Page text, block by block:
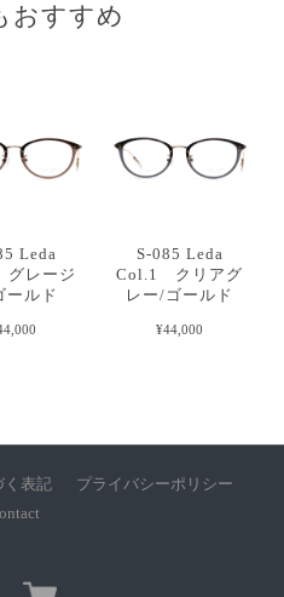
おすすめ
Leda
レージ
ールド
S-085 Leda
Col.1 クリアグ
レー/ゴールド
¥44,000
く表記
プライバシーポリシー